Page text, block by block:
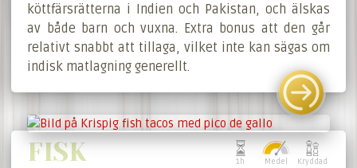
köttfärsrätterna i Indien och Pakistan, och älskas
av både barn och vuxna. Extra bonus att den går
relativt snabbt att tillaga, vilket inte kan sägas om
indisk matlagning generellt.
FISK 1h Medel Kryddad